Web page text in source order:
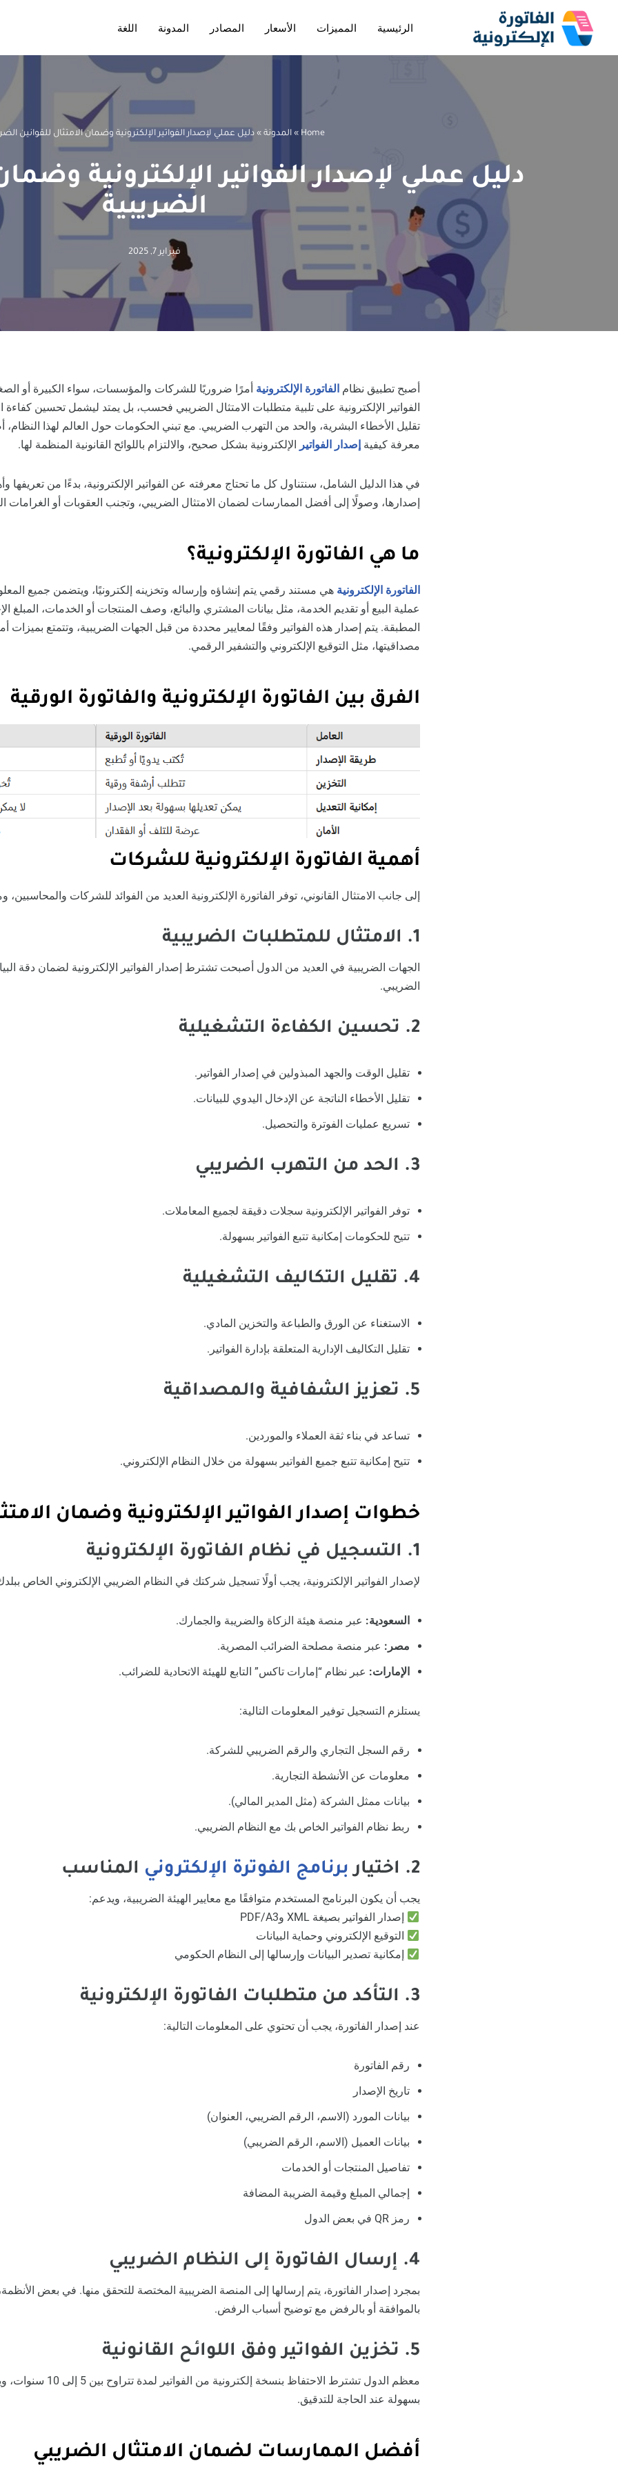
تخطى
إلى
الرئيسية المميزات الأسعار المصادر المدونة اللغة
Home
» المدونة » دليل عملي لإصدار الفواتير الإلكترونية وضمان الامتثال للقوانين
دليل عملي لإصدار الفواتير الإلكترونية
الضريبية
فبراير 7, 2025
أصبح تطبيق نظامالفاتورة الإلكترونية أمرًا ضروريًا للشركات والمؤسسات، سواء الكبيرة أو
الفواتير الإلكترونية على تلبية متطلبات الامتثال الضريبي فحسب، بل يمتد ليشمل تحسين كفاءة
تقليل الأخطاء البشرية، والحد من التهرب الضريبي. مع تبني الحكومات حول العالم لهذا
معرفة كيفيةإصدار الفواتير الإلكترونية بشكل صحيح، والالتزام باللوائح القانونية المنظمة لها.
في هذا الدليل الشامل، سنتناول كل ما تحتاج معرفته عن الفواتير الإلكترونية، بدءًا من تعريفها
إصدارها، وصولًا إلى أفضل الممارسات لضمان الامتثال الضريبي، وتجنب العقوبات أو الغرامات
ما هي الفاتورة الإلكترونية؟
الفاتورة الإلكترونية هي مستند رقمي يتم إنشاؤه وإرساله وتخزينه إلكترونيًا، ويتضمن جميع
عملية البيع أو تقديم الخدمة، مثل بيانات المشتري والبائع، وصف المنتجات أو الخدمات، المبلغ
المطبقة. يتم إصدار هذه الفواتير وفقًا لمعايير محددة من قبل الجهات الضريبية، وتتمتع بميزات
مصداقيتها، مثل التوقيع الإلكتروني والتشفير الرقمي.
الفرق بين الفاتورة الإلكترونية والفاتورة الورقية
أهمية الفاتورة الإلكترونية للشركات
إلى جانب الامتثال القانوني، توفر الفاتورة الإلكترونية العديد من الفوائد للشركات والمحاسبين،
1. الامتثال للمتطلبات الضريبية
الجهات الضريبية في العديد من الدول أصبحت تشترط إصدار الفواتير الإلكترونية لضمان دقة
الضريبي.
2. تحسين الكفاءة التشغيلية
تقليل الوقت والجهد المبذولين في إصدار الفواتير.
تقليل الأخطاء الناتجة عن الإدخال اليدوي للبيانات.
تسريع عمليات الفوترة والتحصيل.
3. الحد من التهرب الضريبي
توفر الفواتير الإلكترونية سجلات دقيقة لجميع المعاملات.
تتيح للحكومات إمكانية تتبع الفواتير بسهولة.
4. تقليل التكاليف التشغيلية
الاستغناء عن الورق والطباعة والتخزين المادي.
تقليل التكاليف الإدارية المتعلقة بإدارة الفواتير.
5. تعزيز الشفافية والمصداقية
تساعد في بناء ثقة العملاء والموردين.
تتيح إمكانية تتبع جميع الفواتير بسهولة من خلال النظام الإلكتروني.
خطوات إصدار الفواتير الإلكترونية وضمان
1. التسجيل في نظام الفاتورة الإلكترونية
لإصدار الفواتير الإلكترونية، يجب أولًا تسجيل شركتك في النظام الضريبي الإلكتروني الخاص
السعودية: عبر منصة هيئة الزكاة والضريبة والجمارك.
مصر: عبر منصة مصلحة الضرائب المصرية.
الإمارات: عبر نظام “إمارات تاكس” التابع للهيئة الاتحادية للضرائب.
يستلزم التسجيل توفير المعلومات التالية:
رقم السجل التجاري والرقم الضريبي للشركة.
معلومات عن الأنشطة التجارية.
بيانات ممثل الشركة (مثل المدير المالي).
ربط نظام الفواتير الخاص بك مع النظام الضريبي.
2. اختيار برنامج الفوترة الإلكتروني المناسب
يجب أن يكون البرنامج المستخدم متوافقًا مع معايير الهيئة الضريبية، ويدعم:
إصدار الفواتير بصيغة XML وPDF/A3
التوقيع الإلكتروني وحماية البيانات
إمكانية تصدير البيانات وإرسالها إلى النظام الحكومي
3. التأكد من متطلبات الفاتورة الإلكترونية
عند إصدار الفاتورة، يجب أن تحتوي على المعلومات التالية:
رقم الفاتورة
تاريخ الإصدار
بيانات المورد (الاسم، الرقم الضريبي، العنوان)
بيانات العميل (الاسم، الرقم الضريبي)
تفاصيل المنتجات أو الخدمات
إجمالي المبلغ وقيمة الضريبة المضافة
رمز QR في بعض الدول
4. إرسال الفاتورة إلى النظام الضريبي
بمجرد إصدار الفاتورة، يتم إرسالها إلى المنصة الضريبية المختصة للتحقق منها. في بعض الأنظمة،
بالموافقة أو بالرفض مع توضيح أسباب الرفض.
5. تخزين الفواتير وفق اللوائح القانونية
معظم الدول تشترط الاحتفاظ بنسخة
بسهولة عند الحاجة للتدقيق.
أفضل الممارسات لضمان الامتثال الضريبي